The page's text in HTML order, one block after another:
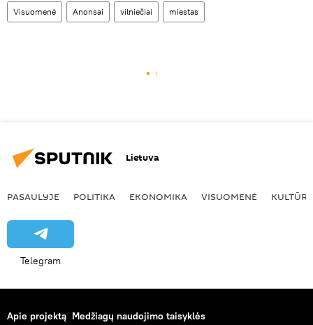
Visuomenė Anonsai vilniečiai miestas
Lietuva
PASAULYJE POLITIKA EKONOMIKA VISUOMENĖ KULTŪRA
Telegram
Apie projektą Medžiagų naudojimo taisyklės